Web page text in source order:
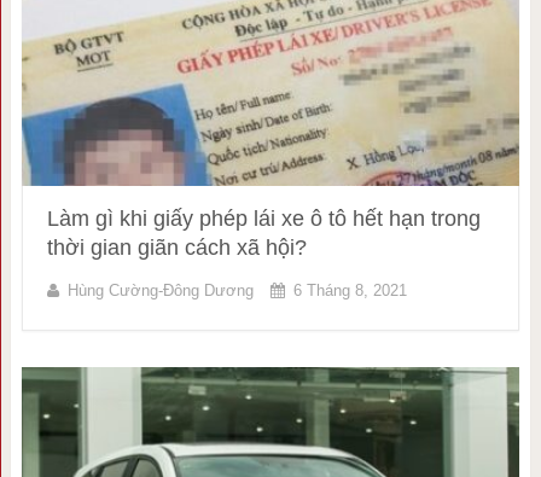
Làm gì khi giấy phép lái xe ô tô hết hạn trong
thời gian giãn cách xã hội?
Hùng Cường-Đông Dương 6 Tháng 8, 2021